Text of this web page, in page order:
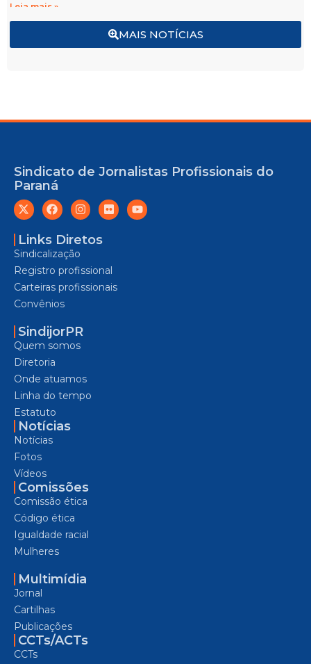
MAIS NOTÍCIAS
Leia mais »
Sindicato de Jornalistas Profissionais do
Paraná
Links Diretos
Sindicalização
Registro profissional
Carteiras profissionais
Convênios
SindijorPR
Quem somos
Diretoria
Onde atuamos
Linha do tempo
Estatuto
Notícias
Notícias
Fotos
Vídeos
Comissões
Comissão ética
Código ética
Igualdade racial
Mulheres
Multimídia
Jornal
Cartilhas
Publicações
CCTs/ACTs
CCTs